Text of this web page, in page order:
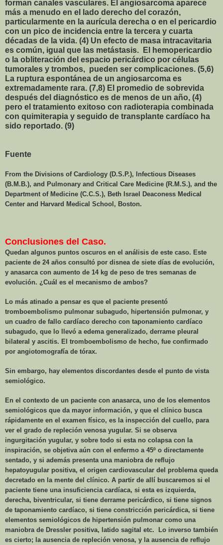
forman canales vasculares. El angiosarcoma aparece
más a menudo en el lado derecho del corazón,
particularmente en la aurícula derecha o en el pericardio
con un pico de incidencia entre la tercera y cuarta
décadas de la vida. (4) Un efecto de masa intracavitaria
es común, igual que las metástasis.
El hemopericardio
o la obliteración del espacio pericárdico por células
tumorales y trombos, pueden ser complicaciones. (5,6)
La ruptura espontánea de un angiosarcoma es
extremadamente rara. (7,8) El promedio de sobrevida
después del diagnóstico es de menos de un año, (4)
pero el tratamiento exitoso con radioterapia combinada
con quimiterapia y seguido de transplante cardíaco ha
sido reportado. (9)
Fuente
From the Divisions of Cardiology (D.S.P.), Infectious Diseases
(B.M.B.), and Pulmonary and Critical Care Medicine (R.M.S.), and the
Department of Medicine (C.C.S.), Beth Israel Deaconess Medical
Center and Harvard Medical School, Boston.
Conclusiones del Caso.
Quedan algunos puntos oscuros en el análisis de este caso. Este
paciente de 24 años consultó por disnea de siete días de evolución,
y anasarca con aumento de 14 kg de peso de tres semanas de
evolución. ¿Cuál es el mecanismo de ambos?
Lo más atinado a pensar es que el paciente presentó
tromboembolismo pulmonar subagudo, hipertensión pulmonar, y
un cuadro de fallo cardíaco derecho con taponamiento cardíaco
subagudo, que lo llevó a edema generalizado, derrame pleural
bilateral y ascitis. El tromboembolismo de hecho, fue confirmado
por angiotomografía de tórax.
Sin embargo, hay elementos discordantes desde el punto de vista
semiológico.
En el contexto de un paciente con anasarca, uno de los elementos
semiológicos que da mayor información, y que el clínico busca
rápidamente en el examen físico, es la inspección del cuello, para
ver el grado de repleción venosa yugular. Si se observa
ingurgitación yugular, y sobre todo si esta no colapsa con la
inspiración, se objetiva aún con el enfermo a 45º o directamente
sentado, y si además presenta una maniobra de reflujo
hepatoyugular positiva, el origen cardiovascular del problema queda
decretado en la mente del clínico. A partir de allí buscaremos si el
paciente tiene una insuficiencia cardíaca, si esta es izquierda,
derecha, biventricular, si tiene derrame pericárdico, si tiene signos
de taponamiento cardíaco, si tiene constricción pericárdica, si tiene
elementos semiológicos de hipertensión pulmonar como una
maniobra de Dressler positiva, latido sagital etc.
Lo inverso también
es cierto; la ausencia de repleción venosa, y la ausencia de reflujo